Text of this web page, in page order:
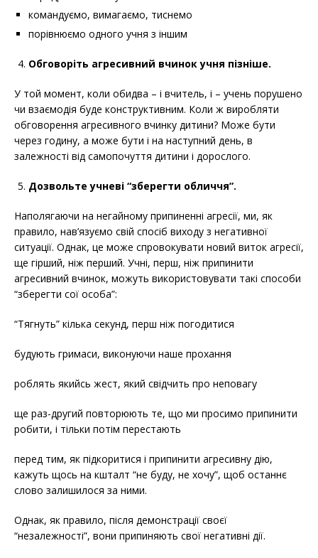
командуємо, вимагаємо, тиснемо
порівнюємо одного учня з іншим
Обговоріть агресивний вчинок учня пізніше.
У той момент, коли обидва – і вчитель, і – учень порушено
чи взаємодія буде конструктивним. Коли ж виробляти
обговорення агресивного вчинку дитини? Може бути
через годину, а може бути і на наступний день, в
залежності від самопочуття дитини і дорослого.
Дозвольте учневі “зберегти обличчя”.
Наполягаючи на негайному припиненні агресії, ми, як
правило, нав’язуємо свій спосіб виходу з негативної
ситуації. Однак, це може спровокувати новий виток агресії,
ще гірший, ніж перший. Учні, перш, ніж припинити
агресивний вчинок, можуть використовувати такі способи
“зберегти сої особа”:
“Тягнуть” кілька секунд, перш ніж погодитися
будують гримаси, виконуючи наше прохання
роблять якийсь жест, який свідчить про неповагу
ще раз-другий повторюють те, що ми просимо припинити
робити, і тільки потім перестають
перед тим, як підкоритися і припинити агресивну дію,
кажуть щось на кшталт “не буду, не хочу”, щоб останнє
слово залишилося за ними.
Однак, як правило, після демонстрації своєї
“незалежності”, вони припиняють свої негативні дії.